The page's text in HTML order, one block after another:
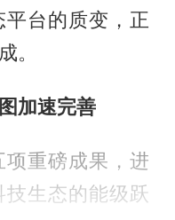
台的质变，正
。
加速完善
重磅成果，进
生态的能级跃